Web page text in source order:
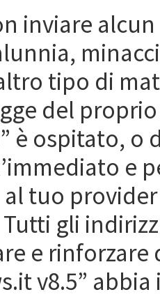
inviare
tipo di
del
è ospitato, o
e
tuo
gli
e
v8.5”